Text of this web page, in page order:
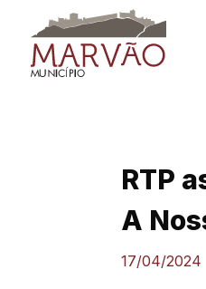
content
RTP
A
17/04/2024